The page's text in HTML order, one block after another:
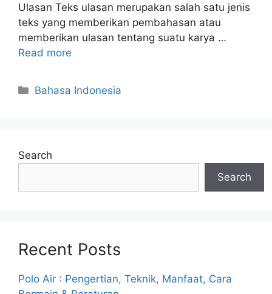
Ulasan Teks ulasan merupakan salah satu jenis
teks yang memberikan pembahasan atau
memberikan ulasan tentang suatu karya …
Read more
Categories
Bahasa Indonesia
Search
Search
Recent Posts
Polo Air : Pengertian, Teknik, Manfaat, Cara